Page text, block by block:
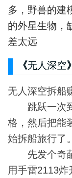
多，野兽的建
的外星生物，
差太远
《无人深空》
无人深空拆船
跳跃一次到
格，然后把能
始拆船旅行了。
先发个奇葩
用手雷2113炸